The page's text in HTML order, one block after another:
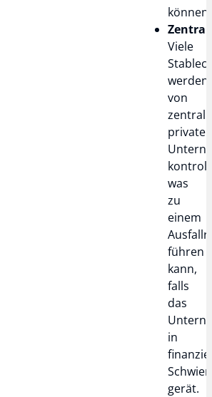
können.
Viele
werden
von
was
zu
einem
führen
kann,
falls
das
in
gerät.